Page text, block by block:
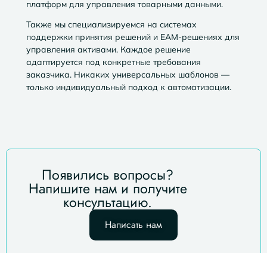
платформ для управления товарными данными.
Также мы специализируемся на системах
поддержки принятия решений и EAM-решениях для
управления активами. Каждое решение
адаптируется под конкретные требования
заказчика. Никаких универсальных шаблонов —
только индивидуальный подход к автоматизации.
Появились вопросы?
Напишите нам и получите
консультацию.
Написать нам